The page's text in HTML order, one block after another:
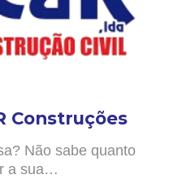
Construções
Não sabe quanto
a sua…